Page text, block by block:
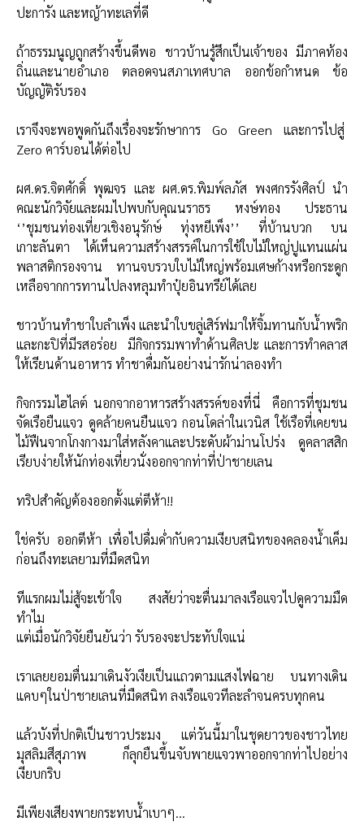
ปะการัง และหญ้าทะเลที่ดี
ถ้าธรรมนูญถูกสร้างขึ้นดีพอ ชาวบ้านรู้สึกเป็นเจ้าของ มีภาคท้อง
ถิ่นและนายอำเภอ ตลอดจนสภาเทศบาล ออกข้อกำหนด ข้อ
บัญญัติรับรอง
เราจึงจะพอพูดกันถึงเรื่องจะรักษาการ Go Green และการไปสู่
Zero คาร์บอนได้ต่อไป
ผศ.ดร.จิตศักดิ์ พุฒจร และ ผศ.ดร.พิมพ์ลภัส พงศกรรังศิลป์ นำ
คณะนักวิจัยและผมไปพบกับคุณนราธร หงษ์ทอง ประธาน
‘’ชุมชนท่องเที่ยวเชิงอนุรักษ์ ทุ่งหยีเพ็ง’’ ที่บ้านบวก บน
เกาะลันตา ได้เห็นความสร้างสรรค์ในการใช้ใบไม้ใหญ่ปูแทนแผ่น
พลาสติกรองจาน ทานจบรวบใบไม้ใหญ่พร้อมเศษก้างหรือกระดูก
เหลือจากการทานไปลงหลุมทำปุ๋ยอินทรีย์ได้เลย
ชาวบ้านทำชาใบลำเพ็ง และนำใบขลู่เสิร์ฟมาให้จิ้มทานกับน้ำพริก
และกะปิที่มีรสอร่อย มีกิจกรรมพาทำด้านศิลปะ และการทำคลาส
ให้เรียนด้านอาหาร ทำชาดื่มกันอย่างน่ารักน่าลองทำ
กิจกรรมไฮไลต์ นอกจากอาหารสร้างสรรค์ของที่นี่ คือการที่ชุมชน
จัดเรือยืนแจว ดูคล้ายคนยืนแจว กอนโดล่าในเวนิส ใช้เรือที่เคยขน
ไม้ฟืนจากโกงกางมาใส่หลังคาและประดับผ้าม่านโปร่ง ดูคลาสสิก
เรียบง่ายให้นักท่องเที่ยวนั่งออกจากท่าที่ป่าชายเลน
ทริปสำคัญต้องออกตั้งแต่ตีห้า!!
ใช่ครับ ออกตีห้า เพื่อไปดื่มด่ำกับความเงียบสนิทของคลองน้ำเค็ม
ก่อนถึงทะเลยามที่มืดสนิท
ทีแรกผมไม่สู้จะเข้าใจ สงสัยว่าจะตื่นมาลงเรือเเจวไปดูความมืด
ทำไม
แต่เมื่อนักวิจัยยืนยันว่า รับรองจะประทับใจแน่
เราเลยยอมตื่นมาเดินงัวเงียเป็นแถวตามแสงไฟฉาย บนทางเดิน
แคบๆในป่าชายเลนที่มืดสนิท ลงเรือแจวทีละลำจนครบทุกคน
แล้วบังที่ปกติเป็นชาวประมง แต่วันนี้มาในชุดยาวของชาวไทย
มุสลิมสีสุภาพ ก็ลุกยืนขึ้นจับพายแจวพาออกจากท่าไปอย่าง
เงียบกริบ
มีเพียงเสียงพายกระทบน้ำเบาๆ…